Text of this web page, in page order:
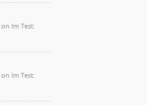
on Im Test:
on Im Test: